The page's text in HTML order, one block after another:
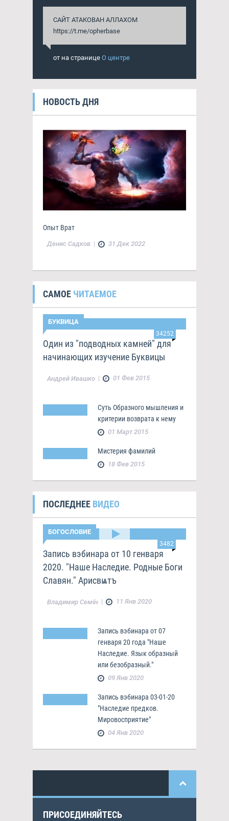
САЙТ АТАКОВАН АЛЛАХОМ
https://t.me/opherbase
от на странице О центре
НОВОСТЬ ДНЯ
Опыт Врат
Денис Садков | 31 Дек 2022
САМОЕ ЧИТАЕМОЕ
34252
БУКВИЦА
Один из "подводных камней" для
начинающих изучение Буквицы
Андрей Ивашко | 01 Фев 2015
Суть Образного мышления и
критерии возврата к нему
01 Март 2015
Мистерия фамилий
18 Фев 2015
ПОСЛЕДНЕЕ ВИДЕО
3482
БОГОСЛОВИЕ
Запись вэбинара от 10 генваря
2020. "Наше Наследие. Родные Боги
Славян." Арисвѩтъ
Владимир Семёнов
| 11 Янв 2020
Запись вэбинара от 07
генваря 20 года "Наше
Наследие. Язык образный
или безобразный."
09 Янв 2020
Запись вэбинара 03-01-20
"Наследие предков.
Мировосприятие"
04 Янв 2020
ПРИСОЕДИНЯЙТЕСЬ